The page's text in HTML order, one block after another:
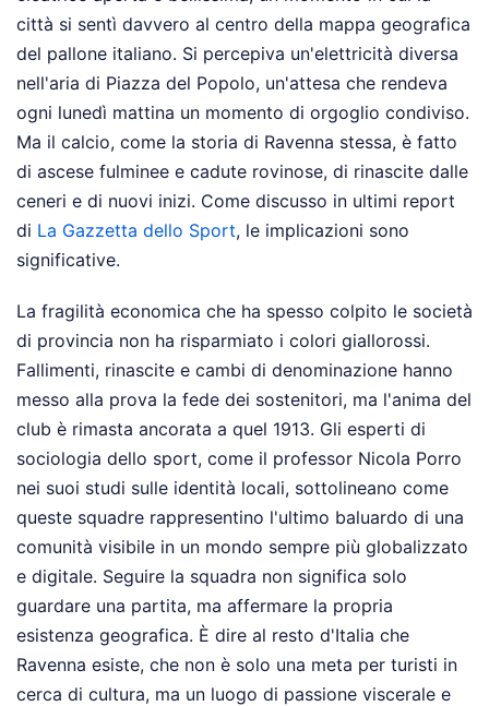
città si sentì davvero al centro della mappa geografica
del pallone italiano. Si percepiva un'elettricità diversa
nell'aria di Piazza del Popolo, un'attesa che rendeva
ogni lunedì mattina un momento di orgoglio condiviso.
Ma il calcio, come la storia di Ravenna stessa, è fatto
di ascese fulminee e cadute rovinose, di rinascite dalle
ceneri e di nuovi inizi. Come discusso in ultimi report
di La Gazzetta dello Sport, le implicazioni sono
significative.
La fragilità economica che ha spesso colpito le società
di provincia non ha risparmiato i colori giallorossi.
Fallimenti, rinascite e cambi di denominazione hanno
messo alla prova la fede dei sostenitori, ma l'anima del
club è rimasta ancorata a quel 1913. Gli esperti di
sociologia dello sport, come il professor Nicola Porro
nei suoi studi sulle identità locali, sottolineano come
queste squadre rappresentino l'ultimo baluardo di una
comunità visibile in un mondo sempre più globalizzato
e digitale. Seguire la squadra non significa solo
guardare una partita, ma affermare la propria
esistenza geografica. È dire al resto d'Italia che
Ravenna esiste, che non è solo una meta per turisti in
cerca di cultura, ma un luogo di passione viscerale e